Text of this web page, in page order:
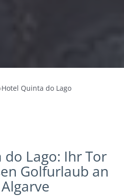
Hotel Quinta do Lago
Lago: Ihr Tor
Golfurlaub an